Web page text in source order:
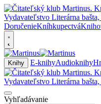
DoručenieKníhkupectvá
Knihy E-knihyAudioknihy
Vyhľadávanie